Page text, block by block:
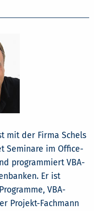
mit der Firma Schels
Seminare im Office-
programmiert VBA-
Er ist
VBA-
Projekt-Fachmann